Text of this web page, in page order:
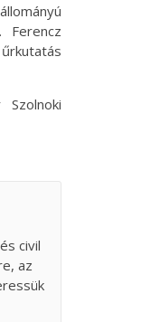
Ferencz
civil
az